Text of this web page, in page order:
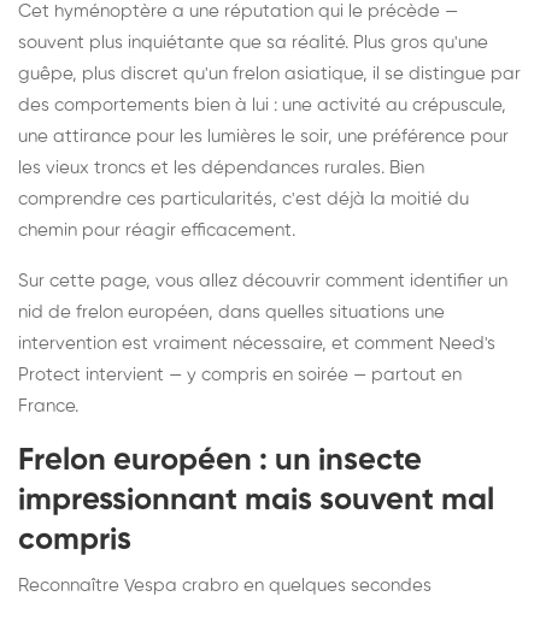
Cet hyménoptère a une réputation qui le précède —
souvent plus inquiétante que sa réalité. Plus gros qu'une
guêpe, plus discret qu'un frelon asiatique, il se distingue par
des comportements bien à lui : une activité au crépuscule,
une attirance pour les lumières le soir, une préférence pour
les vieux troncs et les dépendances rurales. Bien
comprendre ces particularités, c'est déjà la moitié du
chemin pour réagir efficacement.
Sur cette page, vous allez découvrir comment identifier un
nid de frelon européen, dans quelles situations une
intervention est vraiment nécessaire, et comment Need's
Protect intervient — y compris en soirée — partout en
France.
Frelon européen : un insecte
impressionnant mais souvent mal
compris
Reconnaître Vespa crabro en quelques secondes